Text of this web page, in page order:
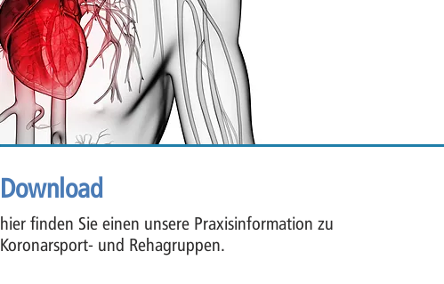
Download
hier finden Sie einen unsere Praxisinformation zu
Koronarsport- und Rehagruppen.